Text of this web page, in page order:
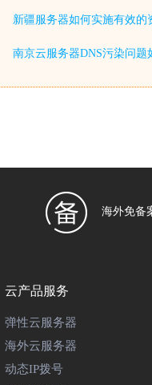
新疆服务器如何实施有效的
南京云服务器DNS污染问题
海外免备
云产品服务
弹性云服务器
海外云服务器
动态IP拨号